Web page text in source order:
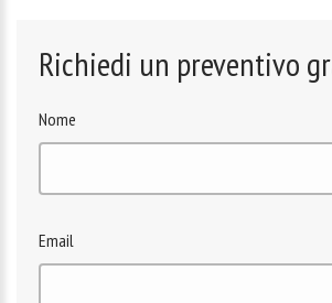
Richiedi un preventivo
Nome
Email